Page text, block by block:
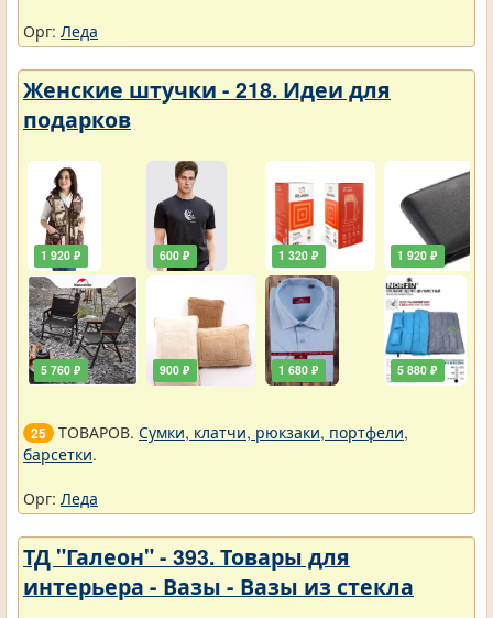
Орг: Леда
Женские штучки - 218. Идеи для
подарков
1 920 ₽
5 760 ₽
600 ₽
900 ₽
1 320 ₽
1 680 ₽
1 920 ₽
5 880 ₽
25 ТОВАРОВ. Сумки, клатчи, рюкзаки, портфели,
барсетки.
Орг: Леда
ТД "Галеон" - 393. Товары для
интерьера - Вазы - Вазы из стекла